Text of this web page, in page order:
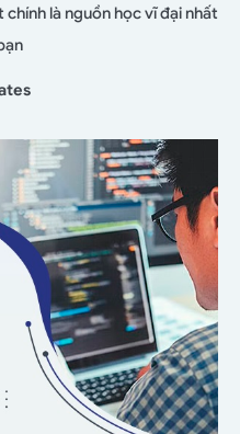
là nguồn học vĩ đại nhất